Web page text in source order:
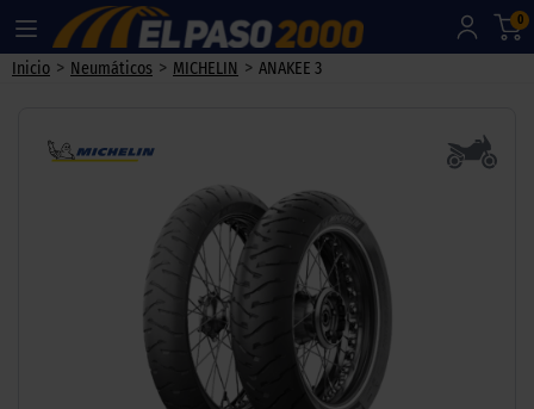
0
Inicio > Neumáticos > MICHELIN > ANAKEE 3